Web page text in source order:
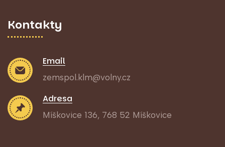
Kontakty
Email
zemspol.klm@volny.cz
Adresa
Míškovice 136, 768 52 Míškovice